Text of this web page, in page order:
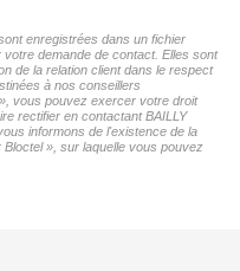
enregistrées dans un fichier
demande de contact. Elles sont
de la relation client dans le respect
à nos conseillers
vous pouvez exercer votre droit
rectifier en contactant BAILLY
informons de l'existence de la
», sur laquelle vous pouvez